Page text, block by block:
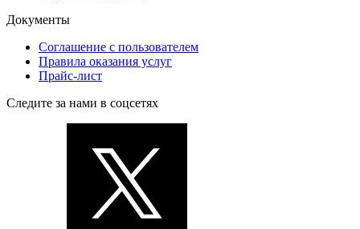
Документы
Соглашение с пользователем
Правила оказания услуг
Прайс-лист
Следите за нами в соцсетях